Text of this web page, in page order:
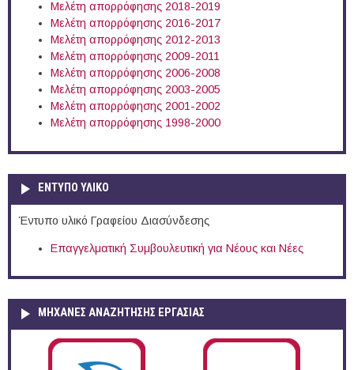
Μελέτη απορρόφησης 2018-2019
Μελέτη απορρόφησης 2016-2017
Μελέτη απορρόφησης 2012-2013
Μελέτη απορρόφησης 2009-2011
Μελέτη απορρόφησης 2006-2008
Μελέτη απορρόφησης 2003-2005
Μελέτη απορρόφησης 2001-2002
Μελέτη απορρόφησης 1998-2000
ΕΝΤΥΠΟ ΥΛΙΚΟ
Έντυπο υλικό Γραφείου Διασύνδεσης
Επαγγελματική Συμβουλευτική για Νέους και Νέες
ΜΗΧΑΝΕΣ ΑΝΑΖΗΤΗΣΗΣ ΕΡΓΑΣΙΑΣ